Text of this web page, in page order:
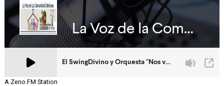
A Zeno.FM Station